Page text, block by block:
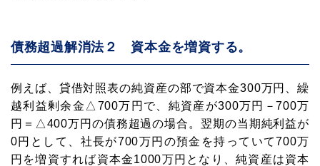
債務超過解消法２ 資本金を増資する。
例えば、貸借対照表の純資産の部で資本金300万円、繰
越利益剰余金△700万円で、純資産が300万円－700万
円＝△400万円の債務超過の場合。翌期の当期純利益が
0円として、社長が700万円の預金を持っていて700万
円を増資すれば資本金1000万円となり、純資産は資本